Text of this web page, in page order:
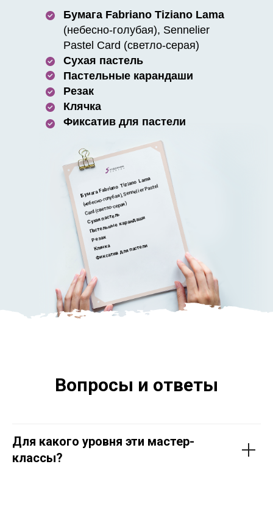
Бумага Fabriano Tiziano Lama
(небесно-голубая), Sennelier Pastel
Card (светло-серая)
Сухая пастель
Пастельные карандаши
Резак
Клячка
Фиксатив для пастели
Бумага Fabriano Tiziano Lama
(небесно-голубая), Sennelier
Pastel Card (светло-серая)
Сухая пастель
Пастельные карандаши
Резак
Клячка
Фиксатив для пастели
Вопросы и ответы
Для какого уровня эти мастер-
классы?